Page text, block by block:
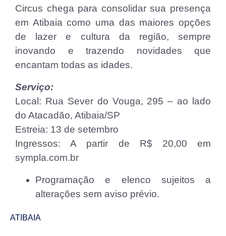
Circus chega para consolidar sua presença
em Atibaia como uma das maiores opções
de lazer e cultura da região, sempre
inovando e trazendo novidades que
encantam todas as idades.
Serviço:
Local: Rua Sever do Vouga, 295 – ao lado
do Atacadão, Atibaia/SP
Estreia: 13 de setembro
Ingressos: A partir de R$ 20,00 em
sympla.com.br
Programação e elenco sujeitos a
alterações sem aviso prévio.
ATIBAIA